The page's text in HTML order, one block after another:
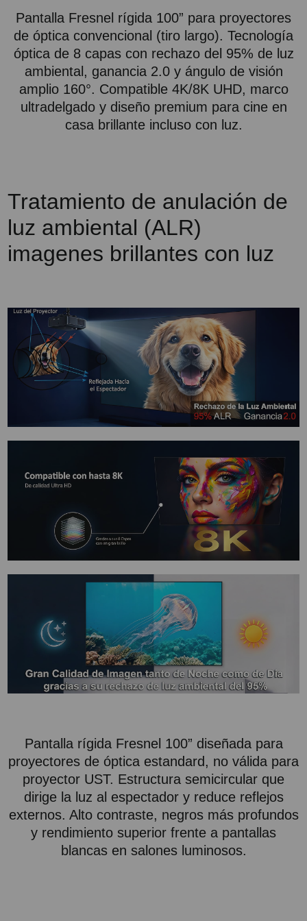
Pantalla Fresnel rígida 100” para proyectores
de óptica convencional (tiro largo). Tecnología
óptica de 8 capas con rechazo del 95% de luz
ambiental, ganancia 2.0 y ángulo de visión
amplio 160°. Compatible 4K/8K UHD, marco
ultradelgado y diseño premium para cine en
casa brillante incluso con luz.
Tratamiento de anulación de
luz ambiental (ALR)
imagenes brillantes con luz
Pantalla rígida Fresnel 100” diseñada para
proyectores de óptica estandard, no válida para
proyector UST. Estructura semicircular que
dirige la luz al espectador y reduce reflejos
externos. Alto contraste, negros más profundos
y rendimiento superior frente a pantallas
blancas en salones luminosos.